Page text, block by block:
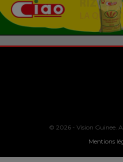
© 2026 - Vision Guinee.
Mentions